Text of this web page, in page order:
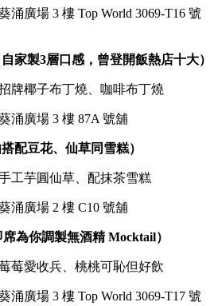
涌廣場 3 樓 Top World 3069-T16 號
家製3層口感，曾登開飯熱店十大）
牌椰子布丁燒、咖啡布丁燒
涌廣場 3 樓 87A 號舖
配豆花、仙草同雪糕）
工芋圓仙草、配抹茶雪糕
涌廣場 2 樓 C10 號舖
為你調製無酒精 Mocktail）
莓愛收兵、桃桃可恥但好飲
涌廣場 3 樓 Top World 3069-T17 號